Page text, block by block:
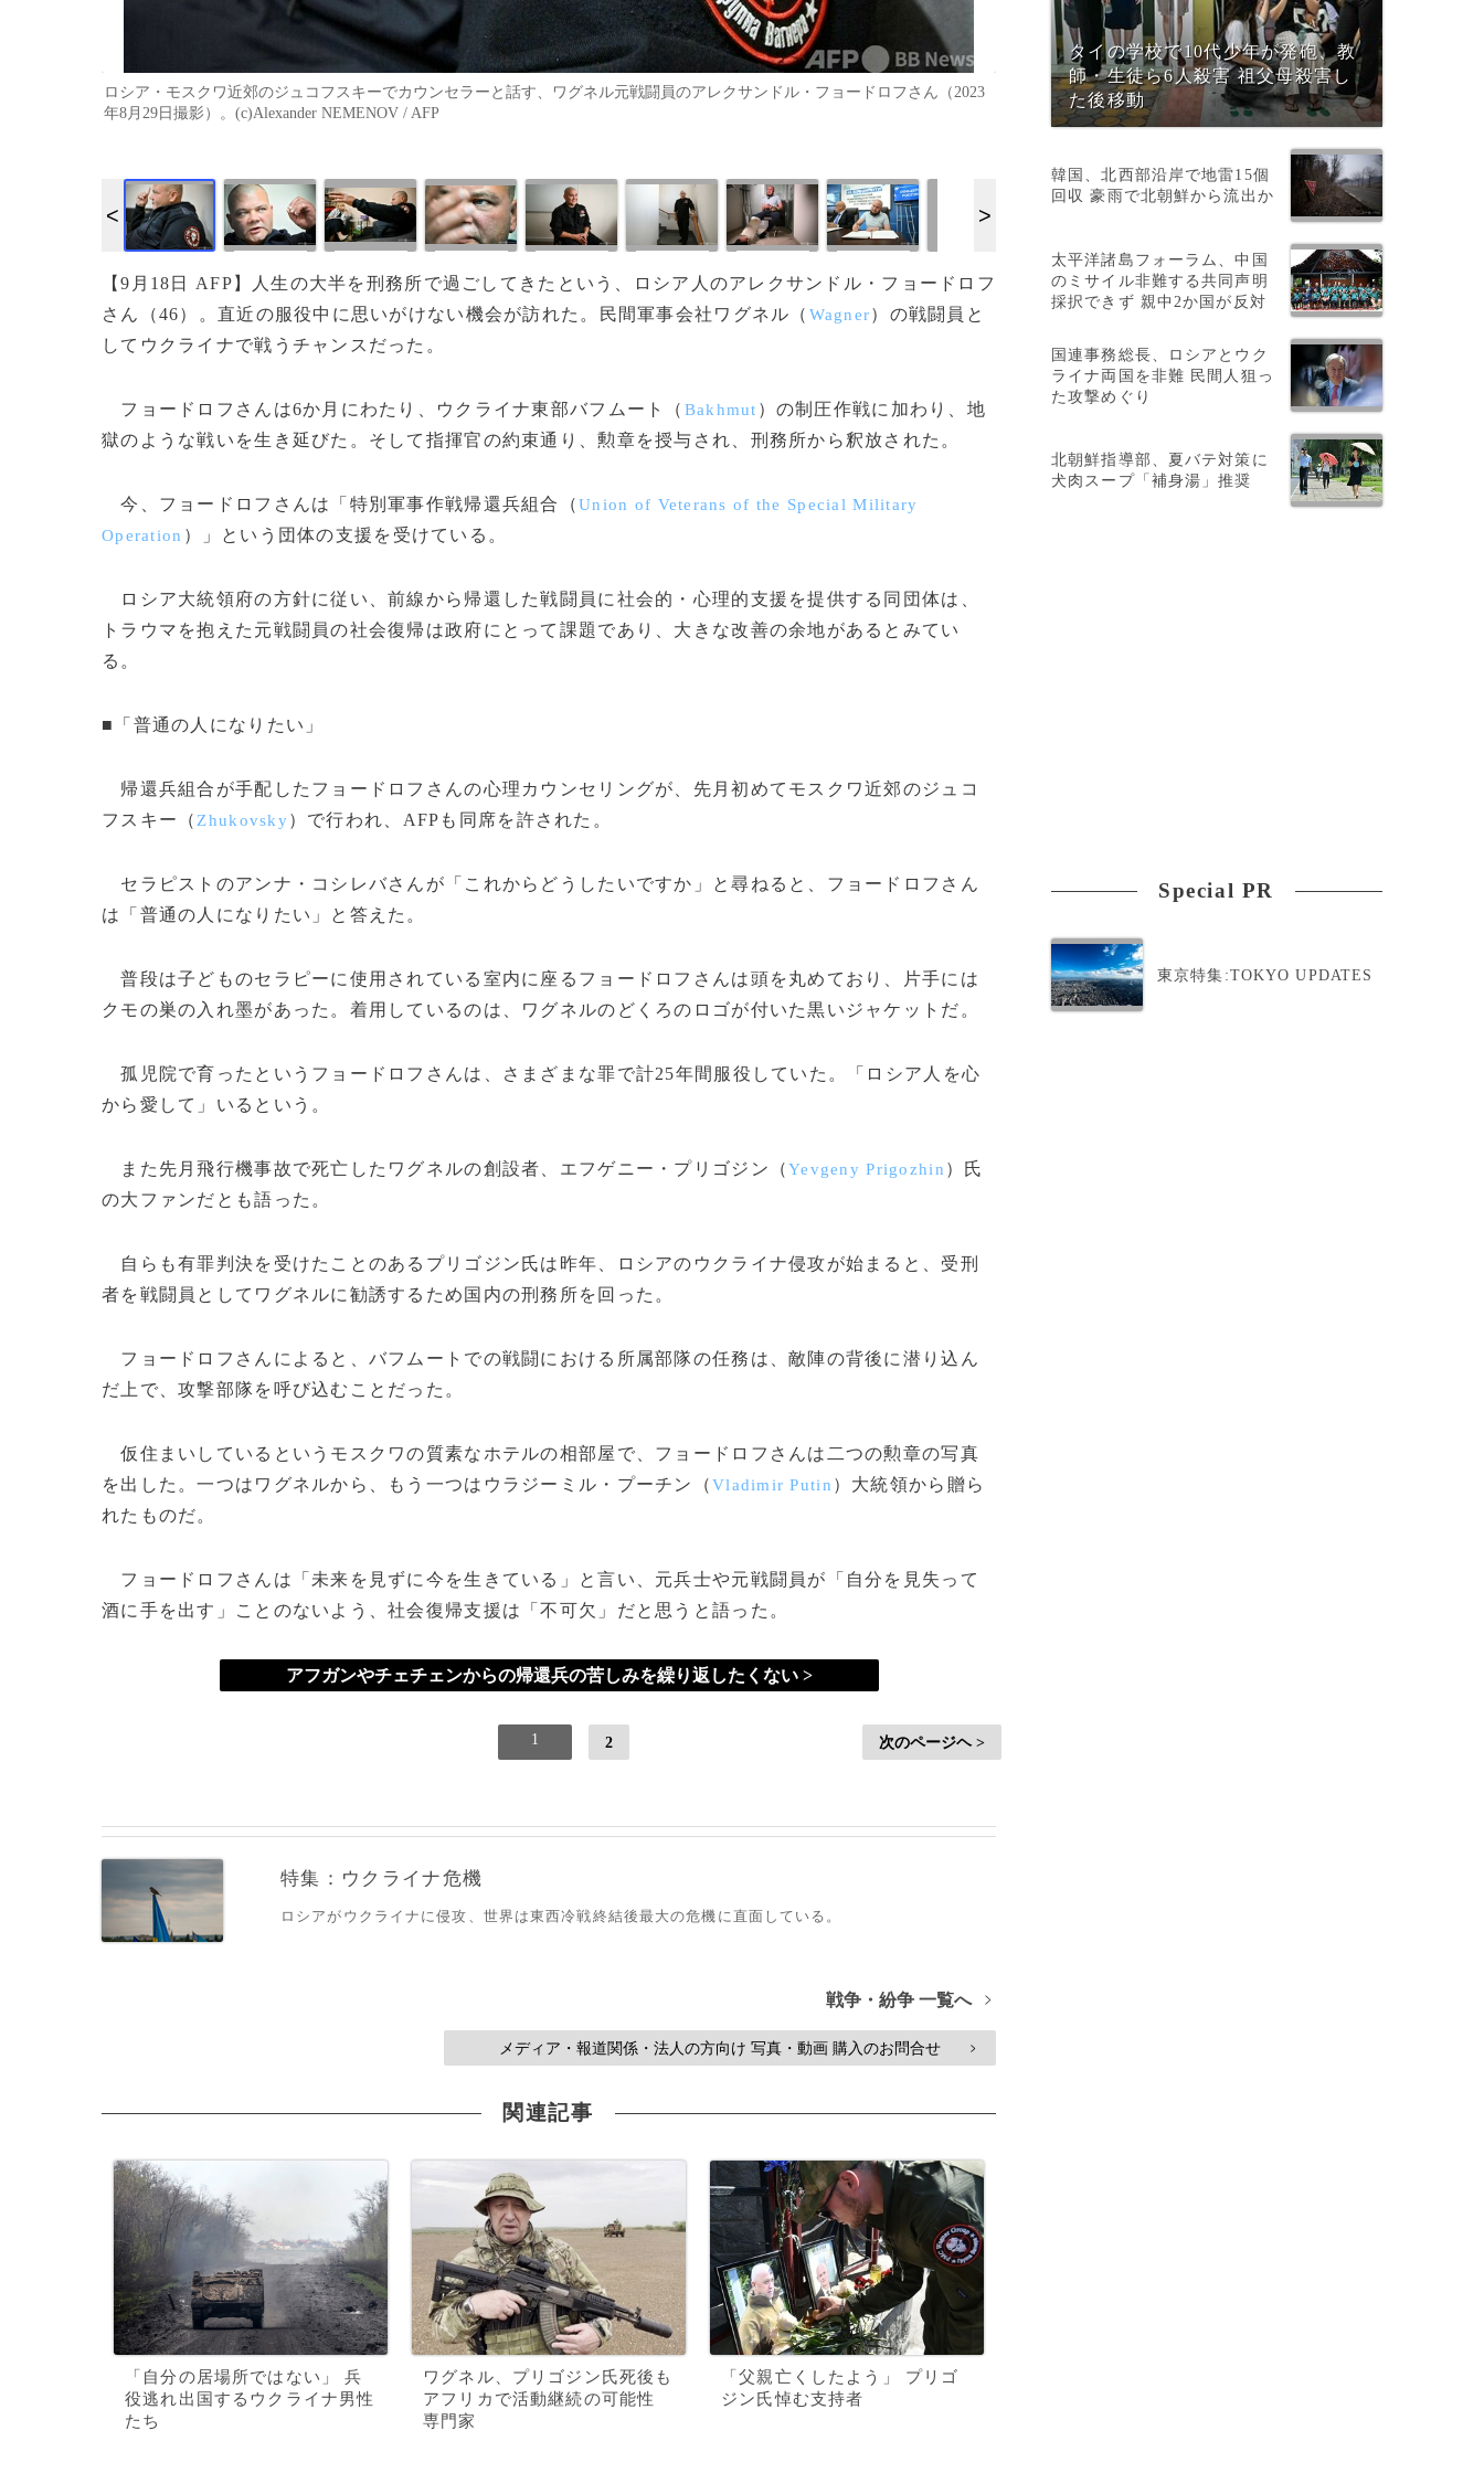
ロシア・モスクワ近郊のジュコフスキーでカウンセラーと話す、ワグネル元戦闘員のアレクサンドル・フョードロフさん（2023
年8月29日撮影）。(c)Alexander NEMENOV / AFP
【9月18日 AFP】人生の大半を刑務所で過ごしてきたという、ロシア人のアレクサンドル・フョードロフ
さん（46）。直近の服役中に思いがけない機会が訪れた。民間軍事会社ワグネル（ Wagner）の戦闘員と
してウクライナで戦うチャンスだった。
フョードロフさんは6か月にわたり、ウクライナ東部バフムート（ Bakhmut ）の制圧作戦に加わり、地
獄のような戦いを生き延びた。そして指揮官の約束通り、勲章を授与され、刑務所から釈放された。
今、フョードロフさんは「特別軍事作戦帰還兵組合（Union of Veterans of the Special Military
Operation ）」という団体の支援を受けている。
ロシア大統領府の方針に従い、前線から帰還した戦闘員に社会的・心理的支援を提供する同団体は、
トラウマを抱えた元戦闘員の社会復帰は政府にとって課題であり、大きな改善の余地があるとみてい
る。
■「普通の人になりたい」
帰還兵組合が手配したフョードロフさんの心理カウンセリングが、先月初めてモスクワ近郊のジュコ
フスキー（ Zhukovsky）で行われ、AFPも同席を許された。
セラピストのアンナ・コシレバさんが「これからどうしたいですか」と尋ねると、フョードロフさん
は「普通の人になりたい」と答えた。
普段は子どものセラピーに使用されている室内に座るフョードロフさんは頭を丸めており、片手には
クモの巣の入れ墨があった。着用しているのは、ワグネルのどくろのロゴが付いた黒いジャケットだ。
孤児院で育ったというフョードロフさんは、さまざまな罪で計25年間服役していた。「ロシア人を心
から愛して」いるという。
また先月飛行機事故で死亡したワグネルの創設者、エフゲニー・プリゴジン（Yevgeny Prigozhin ）氏
の大ファンだとも語った。
自らも有罪判決を受けたことのあるプリゴジン氏は昨年、ロシアのウクライナ侵攻が始まると、受刑
者を戦闘員としてワグネルに勧誘するため国内の刑務所を回った。
フョードロフさんによると、バフムートでの戦闘における所属部隊の任務は、敵陣の背後に潜り込ん
だ上で、攻撃部隊を呼び込むことだった。
仮住まいしているというモスクワの質素なホテルの相部屋で、フョードロフさんは二つの勲章の写真
を出した。一つはワグネルから、もう一つはウラジーミル・プーチン（Vladimir Putin ）大統領から贈ら
れたものだ。
フョードロフさんは「未来を見ずに今を生きている」と言い、元兵士や元戦闘員が「自分を見失って
酒に手を出す」ことのないよう、社会復帰支援は「不可欠」だと思うと語った。
アフガンやチェチェンからの帰還兵の苦しみを繰り返したくない >
1 2 次のページヘ >
特集：ウクライナ危機
ロシアがウクライナに侵攻、世界は東西冷戦終結後最大の危機に直面している。
戦争・紛争 一覧へ >
メディア・報道関係・法人の方向け 写真・動画 購入のお問合せ >
関連記事
「自分の居場所ではない」 兵
役逃れ出国するウクライナ男性
たち
ワグネル、プリゴジン氏死後も
アフリカで活動継続の可能性
専門家
「父親亡くしたよう」 プリゴ
ジン氏悼む支持者
タイの学校で10代少年が発砲、教
師・生徒ら6人殺害 祖父母殺害し
た後移動
韓国、北西部沿岸で地雷15個
回収 豪雨で北朝鮮から流出か
太平洋諸島フォーラム、中国
のミサイル非難する共同声明
採択できず 親中2か国が反対
国連事務総長、ロシアとウク
ライナ両国を非難 民間人狙っ
た攻撃めぐり
北朝鮮指導部、夏バテ対策に
犬肉スープ「補身湯」推奨
Special PR
東京特集:TOKYO UPDATES